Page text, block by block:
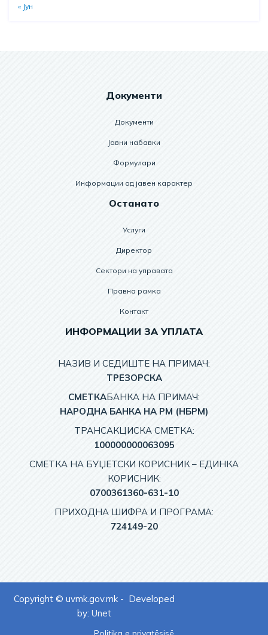
« Јун
Документи
Документи
Јавни набавки
Формулари
Информации од јавен карактер
Останато
Услуги
Директор
Сектори на управата
Правна рамка
Контакт
ИНФОРМАЦИИ ЗА УПЛАТА
НАЗИВ И СЕДИШТЕ НА ПРИМАЧ:
TРЕЗОРСКА
СМЕТКАБАНКА НА ПРИМАЧ:
НАРОДНА БАНКА НА РМ (НБРМ)
ТРАНСАКЦИСКА СМЕТКА:
100000000063095
СМЕТКА НА БУЏЕТСКИ КОРИСНИК – EДИНКА
КОРИСНИК:
0700361360-631-10
ПРИХОДНА ШИФРА И ПРОГРАМА:
724149-20
Copyright © uvmk.gov.mk - Developed
by: Unet